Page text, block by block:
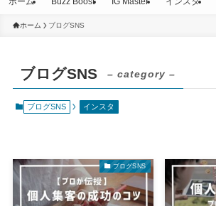
ホーム ブログSNS
ブログSNS – category –
ブログSNS インスタ
ブログSNS